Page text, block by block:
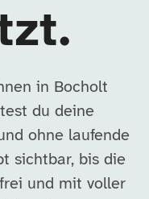
in Bocholt
du deine
ohne laufende
sichtbar, bis die
und mit voller